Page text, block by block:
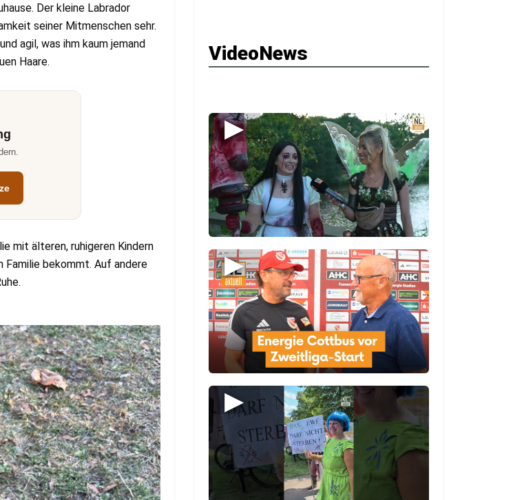
Der kleine Labrador
seiner Mitmenschen sehr.
agil, was ihm kaum jemand
Haare.
mit älteren, ruhigeren Kindern
Familie bekommt. Auf andere
VideoNews
▶
▶
▶